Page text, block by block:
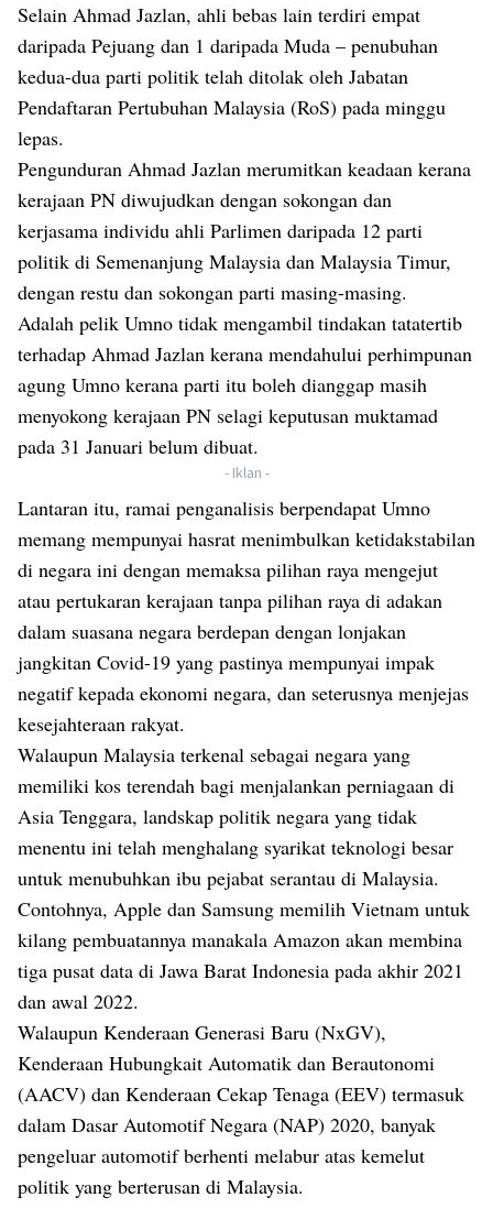
Selain Ahmad Jazlan, ahli bebas lain terdiri empat
daripada Pejuang dan 1 daripada Muda – penubuhan
kedua-dua parti politik telah ditolak oleh Jabatan
Pendaftaran Pertubuhan Malaysia (RoS) pada minggu
lepas.
Pengunduran Ahmad Jazlan merumitkan keadaan kerana
kerajaan PN diwujudkan dengan sokongan dan
kerjasama individu ahli Parlimen daripada 12 parti
politik di Semenanjung Malaysia dan Malaysia Timur,
dengan restu dan sokongan parti masing-masing.
Adalah pelik Umno tidak mengambil tindakan tatatertib
terhadap Ahmad Jazlan kerana mendahului perhimpunan
agung Umno kerana parti itu boleh dianggap masih
menyokong kerajaan PN selagi keputusan muktamad
pada 31 Januari belum dibuat.
- Iklan -
Lantaran itu, ramai penganalisis berpendapat Umno
memang mempunyai hasrat menimbulkan ketidakstabilan
di negara ini dengan memaksa pilihan raya mengejut
atau pertukaran kerajaan tanpa pilihan raya di adakan
dalam suasana negara berdepan dengan lonjakan
jangkitan Covid-19 yang pastinya mempunyai impak
negatif kepada ekonomi negara, dan seterusnya menjejas
kesejahteraan rakyat.
Walaupun Malaysia terkenal sebagai negara yang
memiliki kos terendah bagi menjalankan perniagaan di
Asia Tenggara, landskap politik negara yang tidak
menentu ini telah menghalang syarikat teknologi besar
untuk menubuhkan ibu pejabat serantau di Malaysia.
Contohnya, Apple dan Samsung memilih Vietnam untuk
kilang pembuatannya manakala Amazon akan membina
tiga pusat data di Jawa Barat Indonesia pada akhir 2021
dan awal 2022.
Walaupun Kenderaan Generasi Baru (NxGV),
Kenderaan Hubungkait Automatik dan Berautonomi
(AACV) dan Kenderaan Cekap Tenaga (EEV) termasuk
dalam Dasar Automotif Negara (NAP) 2020, banyak
pengeluar automotif berhenti melabur atas kemelut
politik yang berterusan di Malaysia.